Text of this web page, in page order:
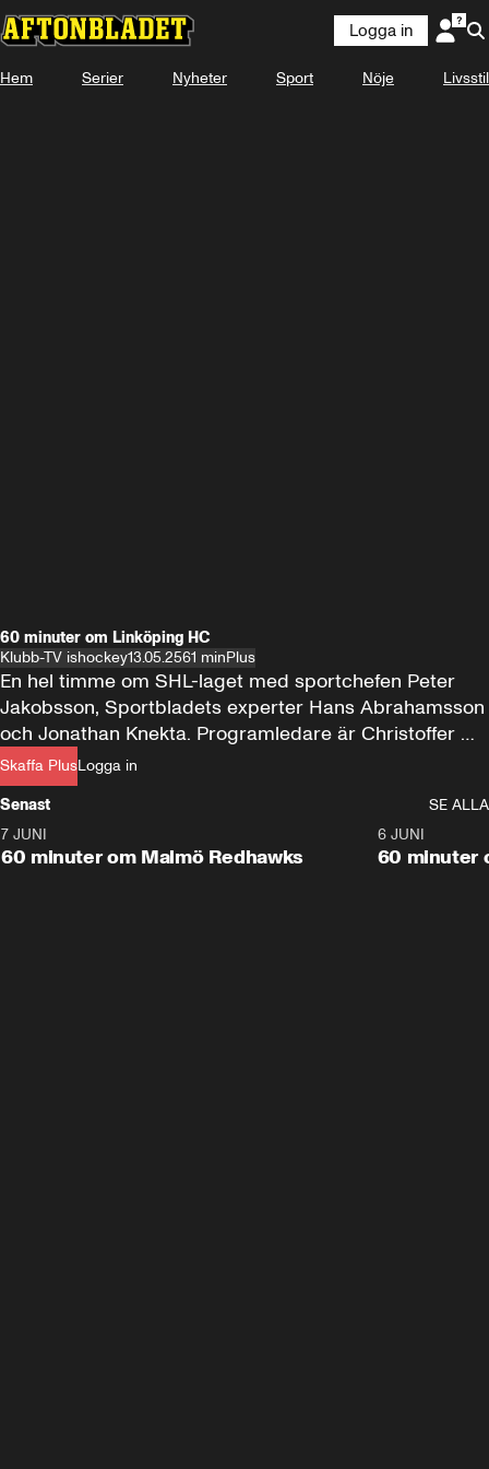
Logga in
Hem Serier Nyheter Sport Nöje Livsstil
60 minuter om Linköping HC
Klubb-TV ishockey13.05.2561 minPlus
Skaffa PlusLogga in
En hel timme om SHL-laget med sportchefen Peter
Jakobsson, Sportbladets experter Hans Abrahamsson
och Jonathan Knekta. Programledare är Christoffer
Bodin.
Senast
SE ALLA
Plus
7 JUNI
60 minuter om Malmö Redhawks
6 JUNI
60 minuter